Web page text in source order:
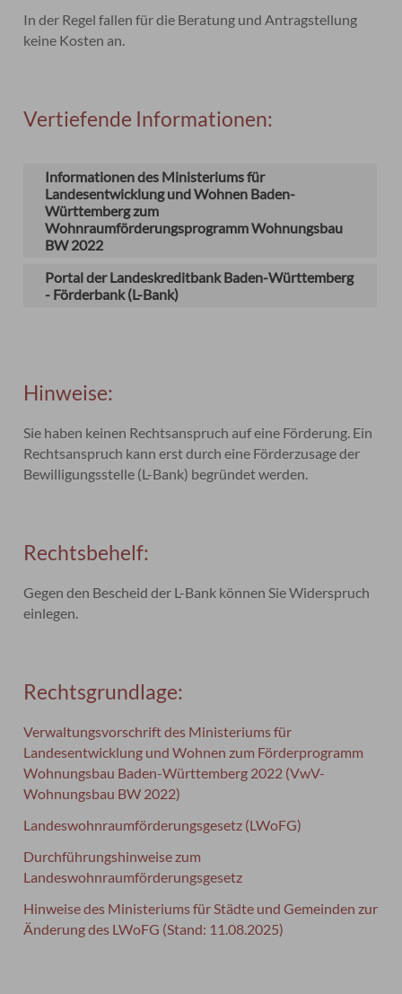
In der Regel fallen für die Beratung und Antragstellung
keine Kosten an.
Vertiefende Informationen:
Informationen des Ministeriums für
Landesentwicklung und Wohnen Baden-
Württemberg zum
Wohnraumförderungsprogramm Wohnungsbau
BW 2022
Portal der Landeskreditbank Baden-Württemberg
- Förderbank (L-Bank)
Hinweise:
Sie haben keinen Rechtsanspruch auf eine Förderung. Ein
Rechtsanspruch kann erst durch eine Förderzusage der
Bewilligungsstelle (L-Bank) begründet werden.
Rechtsbehelf:
Gegen den Bescheid der L-Bank können Sie Widerspruch
einlegen.
Rechtsgrundlage:
Verwaltungsvorschrift des Ministeriums für
Landesentwicklung und Wohnen zum Förderprogramm
Wohnungsbau Baden-Württemberg 2022 (VwV-
Wohnungsbau BW 2022)
Landeswohnraumförderungsgesetz (LWoFG)
Durchführungshinweise zum
Landeswohnraumförderungsgesetz
Hinweise des Ministeriums für Städte und Gemeinden zur
Änderung des LWoFG (Stand: 11.08.2025)